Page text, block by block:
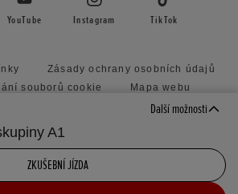
A1
Další možnosti
ZKUŠEBNÍ JÍZDA
YouTube Instagram TikTok
Zásady ochrany osobních údajů
souborů cookie
Mapa webu
nevyžádaných nápadů
Connected Services and Products
Nastavení cookies